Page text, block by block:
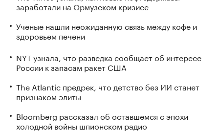
заработали на Ормузском кризисе
Ученые нашли неожиданную связь между кофе и
здоровьем печени
NYT узнала, что разведка сообщает об интересе
России к запасам ракет США
The Atlantic предрек, что детство без ИИ станет
признаком элиты
Bloomberg рассказал об оставшемся с эпохи
холодной войны шпионском радио